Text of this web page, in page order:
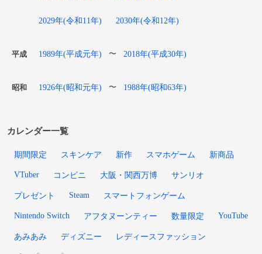
2029年(令和11年) 2030年(令和12年)
平成 1989年(平成元年) 〜 2018年(平成30年)
昭和 1926年(昭和元年) 〜 1988年(昭和63年)
カレンダー一覧
期間限定 スキンケア 新作 スマホゲーム 新商品
VTuber コンビニ 大阪・関西万博 サンリオ
プレゼント Steam スマートフォンゲーム
Nintendo Switch アフタヌーンティー 数量限定 YouTube
あみあみ ディズニー レディースファッション